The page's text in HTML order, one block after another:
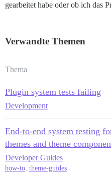
gearbeitet habe oder ob ich das
Verwandte Themen
Thema
Plugin system tests failing
Development
End-to-end system testing
themes and theme
Developer Guides
how-to, theme-guides